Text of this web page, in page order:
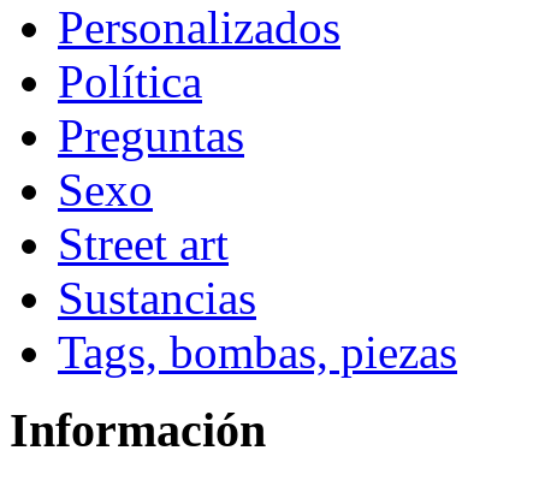
Personalizados
Política
Preguntas
Sexo
Street art
Sustancias
Tags, bombas, piezas
Información